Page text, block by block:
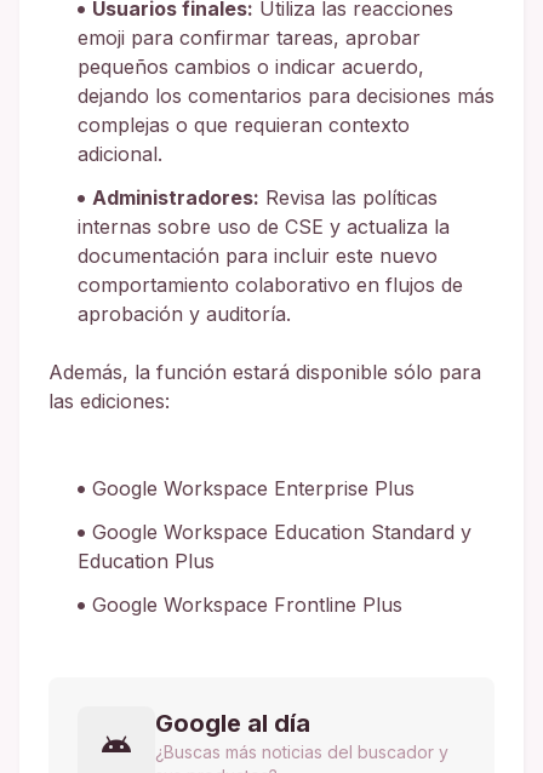
Usuarios finales: Utiliza las reacciones
emoji para confirmar tareas, aprobar
pequeños cambios o indicar acuerdo,
dejando los comentarios para decisiones más
complejas o que requieran contexto
adicional.
Administradores: Revisa las políticas
internas sobre uso de CSE y actualiza la
documentación para incluir este nuevo
comportamiento colaborativo en flujos de
aprobación y auditoría.
Además, la función estará disponible sólo para
las ediciones:
Google Workspace Enterprise Plus
Google Workspace Education Standard y
Education Plus
Google Workspace Frontline Plus
Google al día
¿Buscas más noticias del buscador y